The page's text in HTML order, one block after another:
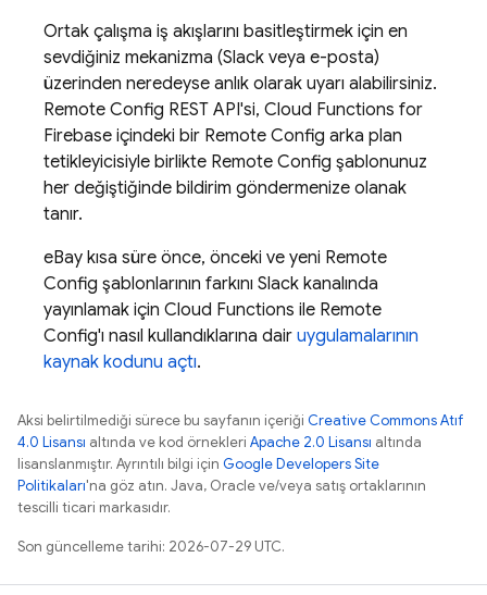
Ortak çalışma iş akışlarını basitleştirmek için en
sevdiğiniz mekanizma (Slack veya e-posta)
üzerinden neredeyse anlık olarak uyarı alabilirsiniz.
Remote Config REST API'si, Cloud Functions for
Firebase içindeki bir Remote Config arka plan
tetikleyicisiyle birlikte Remote Config şablonunuz
her değiştiğinde bildirim göndermenize olanak
tanır.
eBay kısa süre önce, önceki ve yeni Remote
Config şablonlarının farkını Slack kanalında
yayınlamak için Cloud Functions ile Remote
Config'ı nasıl kullandıklarına dair uygulamalarının
kaynak kodunu açtı.
Aksi belirtilmediği sürece bu sayfanın içeriği Creative Commons Atıf
4.0 Lisansı altında ve kod örnekleri Apache 2.0 Lisansı altında
lisanslanmıştır. Ayrıntılı bilgi için Google Developers Site
Politikaları'na göz atın. Java, Oracle ve/veya satış ortaklarının
tescilli ticari markasıdır.
Son güncelleme tarihi: 2026-07-29 UTC.